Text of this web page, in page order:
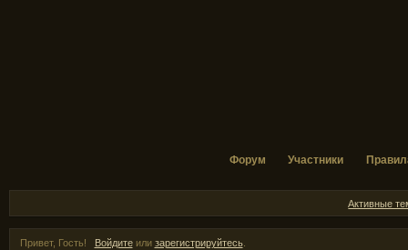
Форум Участники
Активные
Привет, Гость! Войдитеили зарегистрируйтесь.